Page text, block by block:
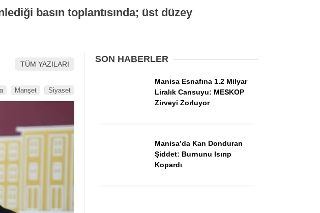
Siyaset
Yerel
basın toplantısında; üst düzey
TÜM YAZILARI
Manşet Siyaset
SON HABERLER
Manisa Esnafına 1.2 Milyar
Liralık Cansuyu: MESKOP
Zirveyi Zorluyor
Manisa’da Kan Donduran
Şiddet: Burnunu Isırıp
Kopardı